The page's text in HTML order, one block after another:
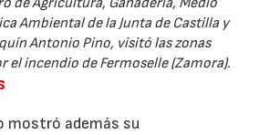
de Agricultura, Ganadería, Medio
Ambiental de la Junta de Castilla y
Antonio Pino, visitó las zonas
el incendio de Fermoselle (Zamora).
mostró además su